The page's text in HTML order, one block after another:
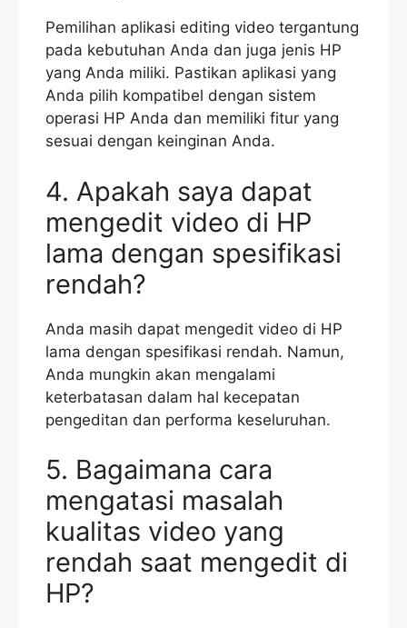
Pemilihan aplikasi editing video tergantung
pada kebutuhan Anda dan juga jenis HP
yang Anda miliki. Pastikan aplikasi yang
Anda pilih kompatibel dengan sistem
operasi HP Anda dan memiliki fitur yang
sesuai dengan keinginan Anda.
4. Apakah saya dapat
mengedit video di HP
lama dengan spesifikasi
rendah?
Anda masih dapat mengedit video di HP
lama dengan spesifikasi rendah. Namun,
Anda mungkin akan mengalami
keterbatasan dalam hal kecepatan
pengeditan dan performa keseluruhan.
5. Bagaimana cara
mengatasi masalah
kualitas video yang
rendah saat mengedit di
HP?